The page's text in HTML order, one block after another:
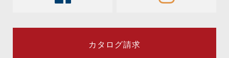
カタログ請求